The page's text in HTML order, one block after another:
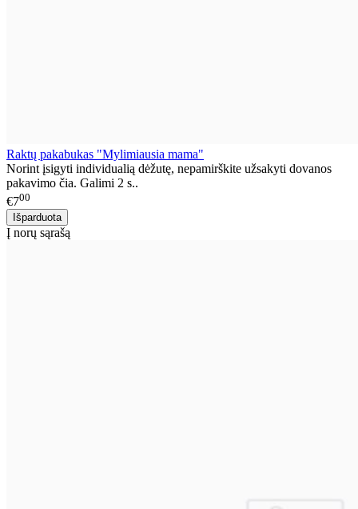
Raktų pakabukas "Mylimiausia mama"
Norint įsigyti individualią dėžutę, nepamirškite užsakyti dovanos
pakavimo čia. Galimi 2 s..
€700
Į norų sąrašą